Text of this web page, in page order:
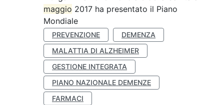
maggio 2017 ha presentato il Piano
Mondiale
PREVENZIONE
DEMENZA
MALATTIA DI ALZHEIMER
GESTIONE INTEGRATA
PIANO NAZIONALE DEMENZE
FARMACI